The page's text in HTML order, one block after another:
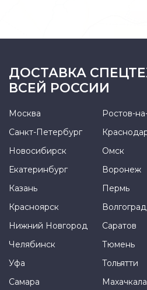
ДОСТАВКА
ВСЕЙ РОССИИ
Москва Ростов-
Санкт-Петербург
Новосибирск
Омск
Екатеринбург
Воронеж
Казань
Пермь
Красноярск
Волгоград
Нижний Новгород
Саратов
Челябинск
Тюмень
Уфа
Тольятти
Самара
Махачкала